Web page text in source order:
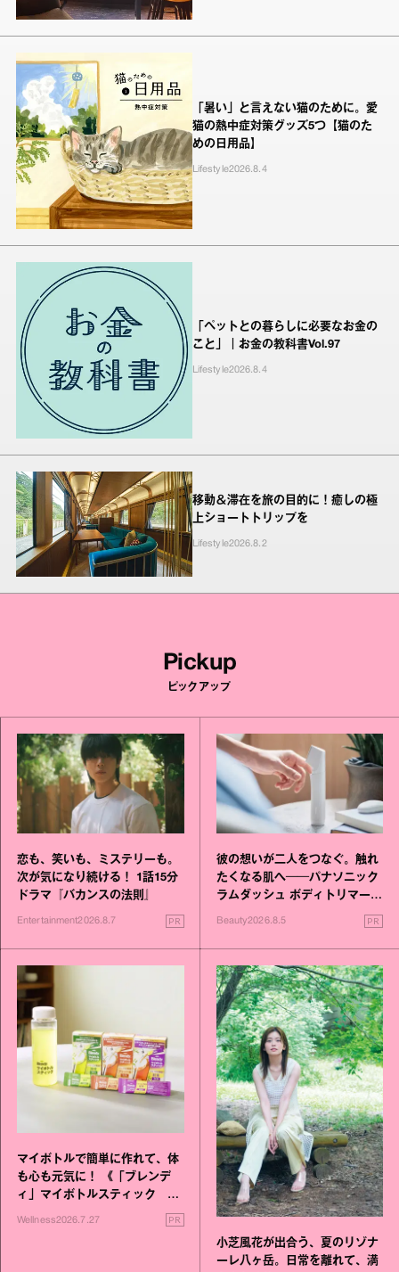
「暑い」と言えない猫のために。愛
猫の熱中症対策グッズ5つ【猫のた
めの日用品】
Lifestyle2026.8.4
「ペットとの暮らしに必要なお金の
こと」｜お金の教科書Vol.97
Lifestyle2026.8.4
移動＆滞在を旅の目的に！癒しの極
上ショートトリップを
Lifestyle2026.8.2
Pickup
ピックアップ
恋も、笑いも、ミステリーも。
次が気になり続ける！ 1話15分
ドラマ『バカンスの法則』
Entertainment2026.8.7 PR
彼の想いが二人をつなぐ。触れ
たくなる肌へ──パナソニック
ラムダッシュ ボディトリマーが
Beauty2026.8.5 PR
マイボトルで簡単に作れて、体
も心も元気に！ 《「ブレンデ
ィ」マイボトルスティック い
いこと毎日》シリーズが誕生
Wellness2026.7.27 PR
小芝風花が出合う、夏のリゾナ
ーレ八ヶ岳。日常を離れて、満